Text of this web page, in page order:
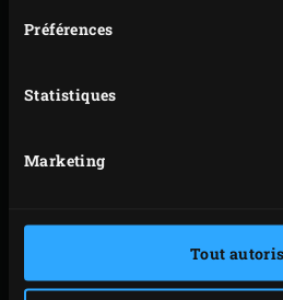
Préférences
Statistiques
Marketing
Tout
; vous pouvez mesurer
thermomètre à lecture
Pendant ce temps, retirez
pépins du poivron et
Mélangez les ingrédients de
Retirez les coquilles Saint-
et recouvrez chaque
lanière de poivron grillé.